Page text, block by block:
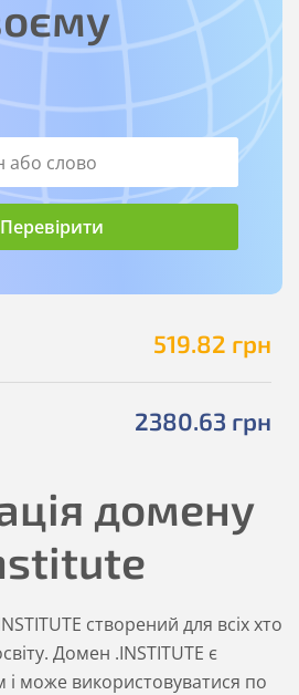
519.82 грн
2380.63 грн
домену
створений для всіх хто
Домен .INSTITUTE є
і може використовуватися по